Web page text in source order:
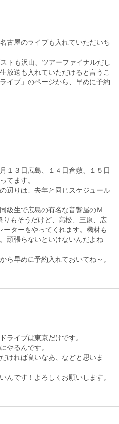
古屋のライブも入れていただいち
トも沢山、ツアーファイナルだし
放送も入れていただけると言うこ
イブ」のページから、早めに予約
１３日広島、１４日倉敷、１５日
てます。
辺りは、去年と同じスケジュール
級生で広島の有名な音響屋のＭ
りもそうだけど、高松、三原、広
ーターをやってくれます。機材も
頑張らないといけないんだよね
ら早めに予約入れておいてね～。
ライブは東京だけです。
やるんです。
ければ良いなあ、などと思いま
んです！よろしくお願いします。